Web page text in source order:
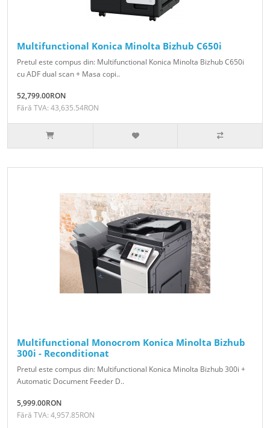
Multifunctional Konica Minolta Bizhub C650i
Pretul este compus din: Multifunctional Konica Minolta Bizhub C650i
cu ADF dual scan + Masa copi..
52,799.00RON
Fără TVA: 43,635.54RON
Multifunctional Monocrom Konica Minolta Bizhub
300i - Reconditionat
Pretul este compus din: Multifunctional Konica Minolta Bizhub 300i +
Automatic Document Feeder D..
5,999.00RON
Fără TVA: 4,957.85RON